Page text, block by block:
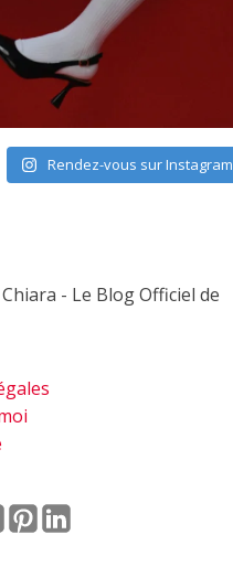
Rendez-vous sur Instagram
- Le Blog Officiel de